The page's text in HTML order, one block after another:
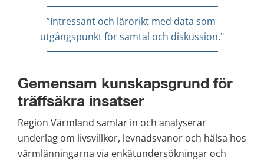
”Intressant och lärorikt med data som
utgångspunkt för samtal och diskussion."
Gemensam kunskapsgrund för
träffsäkra insatser
Region Värmland samlar in och analyserar
underlag om livsvillkor, levnadsvanor och hälsa hos
värmlänningarna via enkätundersökningar och